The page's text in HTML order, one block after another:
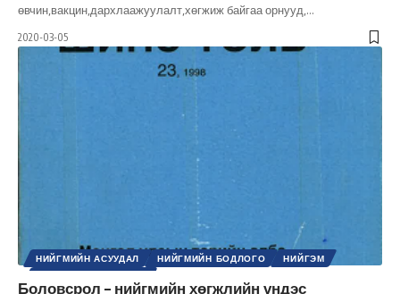
өвчин,вакцин,дархлаажуулалт,хөгжиж байгаа орнууд, …
2020-03-05
НИЙГМИЙН АСУУДАЛ НИЙГМИЙН БОДЛОГО
НИЙГЭМ
Боловсрол – нийгмийн хөгжлийн үндэс